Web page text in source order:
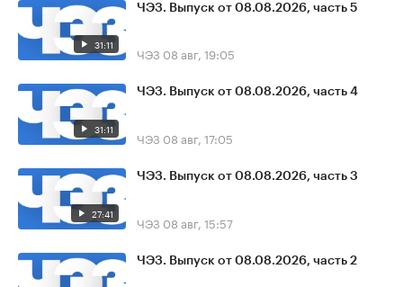
31:11
ЧЭЗ. Выпуск от 08.08.2026, часть 5
ЧЭЗ 08 авг, 19:05
31:11
ЧЭЗ. Выпуск от 08.08.2026, часть 4
ЧЭЗ 08 авг, 17:05
27:41
ЧЭЗ. Выпуск от 08.08.2026, часть 3
ЧЭЗ 08 авг, 15:57
ЧЭЗ. Выпуск от 08.08.2026, часть 2